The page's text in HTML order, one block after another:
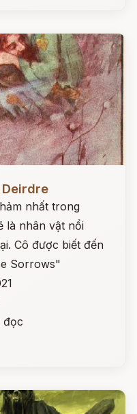
nhất trong
là nhân vật nổi
Cô được biết đến
Sorrows"
đọc